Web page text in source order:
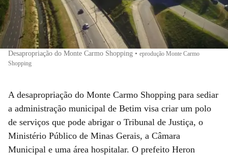
Desapropriação do Monte Carmo Shopping • eprodução Monte Carmo
Shopping
A desapropriação do Monte Carmo Shopping para sediar
a administração municipal de Betim visa criar um polo
de serviços que pode abrigar o Tribunal de Justiça, o
Ministério Público de Minas Gerais, a Câmara
Municipal e uma área hospitalar. O prefeito Heron